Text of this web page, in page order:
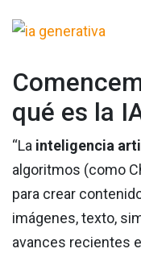
qué es la
“La inteligencia
algoritmos (como
para crear
imágenes, texto,
avances recientes